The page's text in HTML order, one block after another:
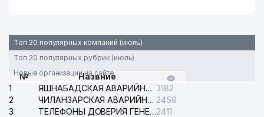
Топ 20 популярных компаний (июль)
Топ 20 популярных рубрик (июль)
Новые организации на сайте
№
Назвние
1
ЯШНАБАДСКАЯ АВАРИЙНАЯ СЛУЖБА ЭЛЕКТРОСЕТИ 3182
2
ЧИЛАНЗАРСКАЯ АВАРИЙНАЯ СЛУЖБА ЭЛЕКТРОСЕТИ 2459
3
ТЕЛЕФОНЫ ДОВЕРИЯ ГЕНЕРАЛЬНОЙ ПРОКУРАТУРЫ РЕСПУБЛИКИ УЗБЕКИСТАН2411